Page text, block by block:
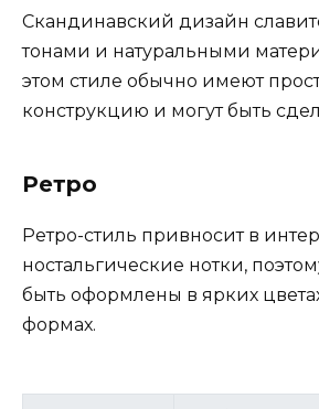
Скандинавский дизайн
тонами и натуральными
этом стиле обычно имеют
конструкцию и могут быть
Ретро
Ретро-стиль привносит в
ностальгические нотки,
быть оформлены в ярких
формах.